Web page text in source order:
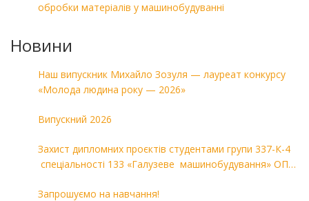
обробки матеріалів у машинобудуванні
Новини
Наш випускник Михайло Зозуля — лауреат конкурсу
«Молода людина року — 2026»
Випускний 2026
Захист дипломних проєктів студентами групи 337-К-4
спеціальності 133 «Галузеве машинобудування» ОПП
Запрошуємо на навчання!